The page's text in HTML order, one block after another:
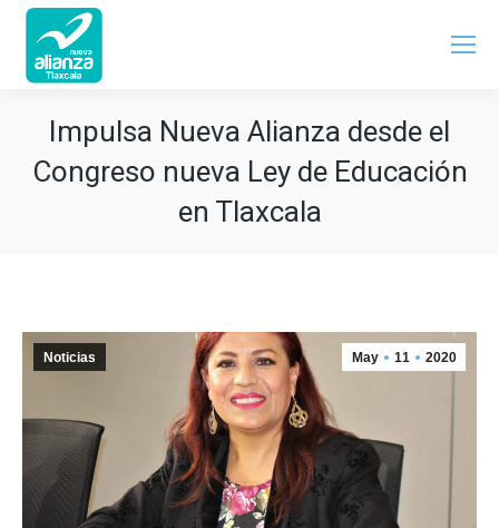
Impulsa Nueva Alianza desde el
Congreso nueva Ley de Educación
en Tlaxcala
May 11 2020
Noticias